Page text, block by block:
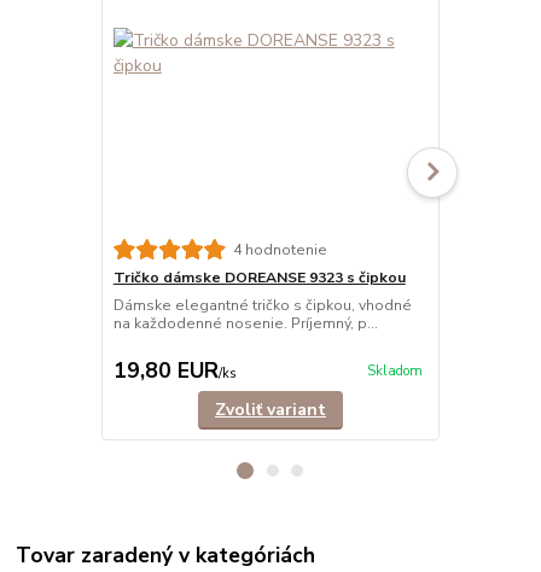
4 hodnotenie
Tričko dámske DOREANSE 9323 s čipkou
Dámske elegantné tričko s čipkou, vhodné
na každodenné nosenie. Príjemný, p...
19,80 EUR/ks Skladom
Zvoliť variant
Tovar zaradený v kategóriách